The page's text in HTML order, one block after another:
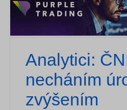
Analytici:
necháním
zvýšením